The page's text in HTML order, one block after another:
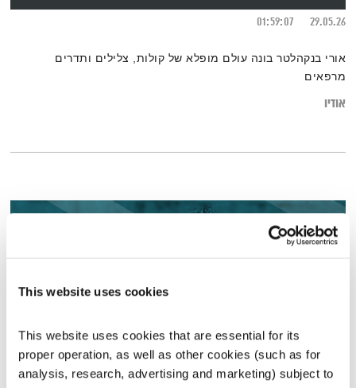
This website uses cookies
This website uses cookies that are essential for its
proper operation, as well as other cookies (such as for
analysis, research, advertising and marketing) subject to
29.05.26
01:59:07
אורי בנקהלטר בונה עולם מופלא של קולות, צלילים ותדרים
מרפאים
אודיו
המחסן של יוסי בבליקי – 28.11.19